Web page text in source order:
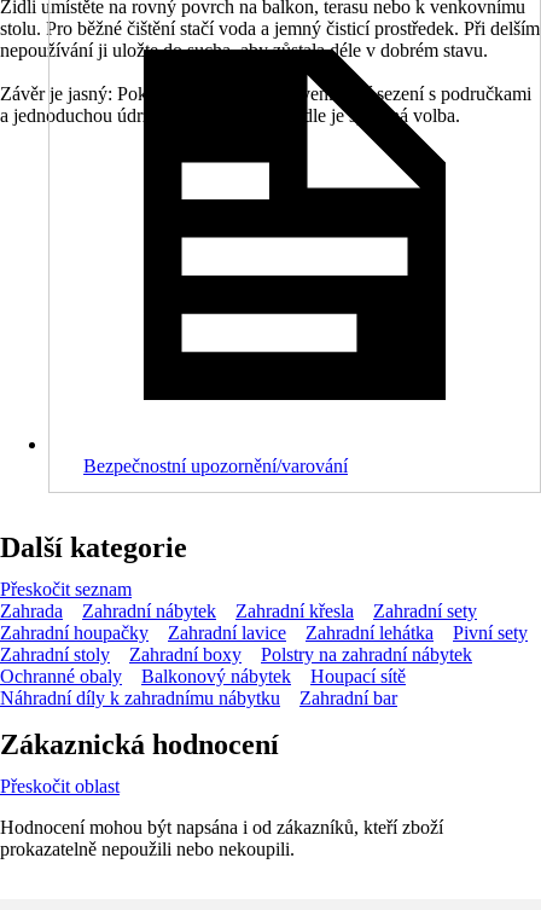
Židli umístěte na rovný povrch na balkon, terasu nebo k venkovnímu
stolu. Pro běžné čištění stačí voda a jemný čisticí prostředek. Při delším
nepoužívání ji uložte do sucha, aby zůstala déle v dobrém stavu.
Závěr je jasný: Pokud chcete pohodlné venkovní sezení s područkami
a jednoduchou údržbou, tato plastová židle je správná volba.
Bezpečnostní upozornění/varování
Další kategorie
Přeskočit seznam
Zahrada
Zahradní nábytek Zahradní křesla
Zahradní sety
Zahradní houpačky
Zahradní lavice Zahradní lehátka
Pivní sety
Zahradní stoly
Zahradní boxy
Polstry na zahradní nábytek
Ochranné obaly
Balkonový nábytek
Houpací sítě
Náhradní díly k zahradnímu nábytku
Zahradní bar
Zákaznická hodnocení
Přeskočit oblast
Hodnocení mohou být napsána i od zákazníků, kteří zboží
prokazatelně nepoužili nebo nekoupili.